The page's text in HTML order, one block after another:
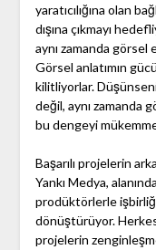
yaratıcılığına olan
dışına çıkmayı
aynı zamanda
Görsel anlatımın
kilitliyorlar.
değil, aynı zamanda
bu dengeyi
Başarılı projelerin
Yankı Medya,
prodüktörlerle
dönüştürüyor.
projelerin